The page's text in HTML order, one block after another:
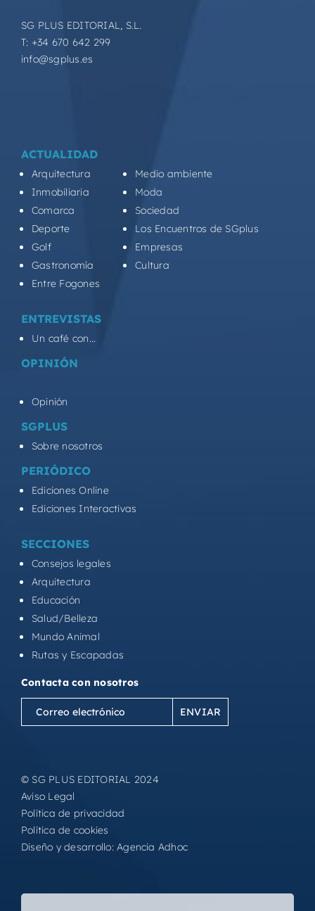
SG PLUS EDITORIAL, S.L.
T: +34 670 642 299
info@sgplus.es
ACTUALIDAD
Arquitectura
Inmobiliaria
Comarca
Deporte
Golf
Gastronomía
Entre Fogones
Medio ambiente
Moda
Sociedad
Los Encuentros de SGplus
Empresas
Cultura
ENTREVISTAS
Un café con...
OPINIÓN
Opinión
SGPLUS
Sobre nosotros
PERIÓDICO
Ediciones Online
Ediciones Interactivas
SECCIONES
Consejos legales
Arquitectura
Educación
Salud/Belleza
Mundo Animal
Rutas y Escapadas
Contacta con nosotros
Correo
electrónico
© SG PLUS EDITORIAL 2024
Aviso Legal
Política de privacidad
Política de cookies
Diseño y desarrollo:Agencia Adhoc